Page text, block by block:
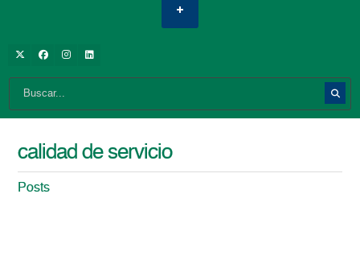
calidad de servicio
Posts